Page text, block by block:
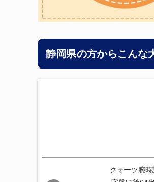
静岡県の方からこんな
クォーツ腕